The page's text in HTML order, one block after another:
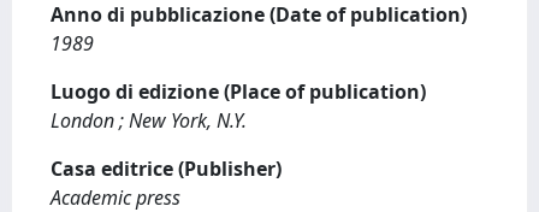
Anno di pubblicazione (Date of publication)
1989
Luogo di edizione (Place of publication)
London ; New York, N.Y.
Casa editrice (Publisher)
Academic press